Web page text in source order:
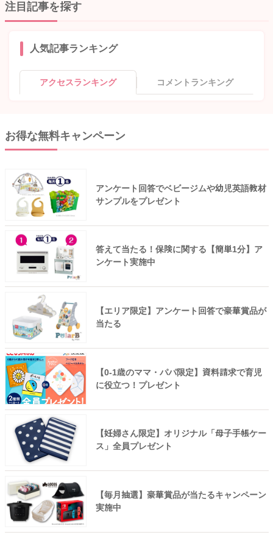
注目記事を探す
人気記事ランキング
アクセスランキング コメントランキング
お得な無料キャンペーン
アンケート回答でベビージムや幼児英語教材
サンプルをプレゼント
答えて当たる！保険に関する【簡単1分】ア
ンケート実施中
【エリア限定】アンケート回答で豪華賞品が
当たる
【0-1歳のママ・パパ限定】資料請求で育児
に役立つ！プレゼント
【妊婦さん限定】オリジナル「母子手帳ケー
ス」全員プレゼント
【毎月抽選】豪華賞品が当たるキャンペーン
実施中